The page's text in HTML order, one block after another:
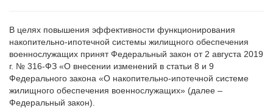
В целях повышения эффективности функционирования
накопительно-ипотечной системы жилищного обеспечения
военнослужащих принят Федеральный закон от 2 августа 2019
г. № 316-ФЗ «О внесении изменений в статьи 8 и 9
Федерального закона «О накопительно-ипотечной системе
жилищного обеспечения военнослужащих» (далее –
Федеральный закон).